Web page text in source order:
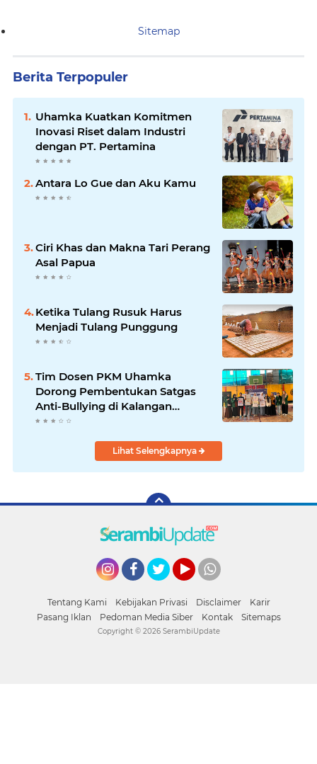
Sitemap
Berita Terpopuler
Uhamka Kuatkan Komitmen
Inovasi Riset dalam Industri
dengan PT. Pertamina
Antara Lo Gue dan Aku Kamu
Ciri Khas dan Makna Tari Perang
Asal Papua
Ketika Tulang Rusuk Harus
Menjadi Tulang Punggung
Tim Dosen PKM Uhamka
Dorong Pembentukan Satgas
Anti-Bullying di Kalangan
Remaja
Lihat Selengkapnya
Tentang Kami Kebijakan Privasi Disclaimer
Karir
Pasang Iklan
Pedoman Media Siber Kontak Sitemaps
Copyright © 2026 SerambiUpdate